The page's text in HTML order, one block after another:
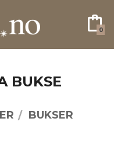
0
BUKSE
BUKSER